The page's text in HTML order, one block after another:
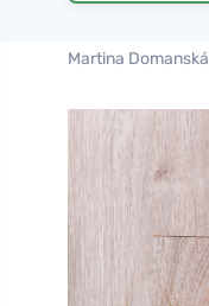
Martina Domanská